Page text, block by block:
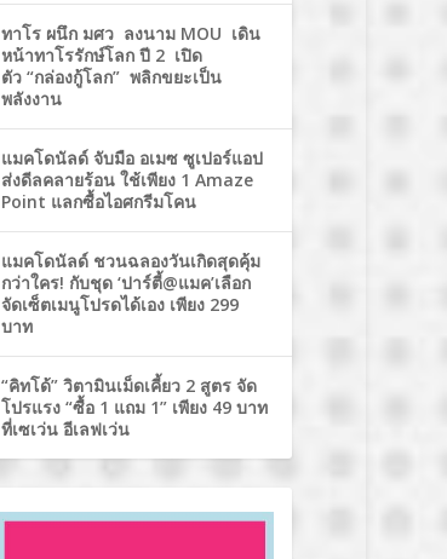
ทาโร ผนึก มศว ลงนาม MOU เดิน
หน้าทาโรรักษ์โลก ปี 2 เปิด
ตัว “กล่องกู้โลก” พลิกขยะเป็น
พลังงาน
แมคโดนัลด์ จับมือ อเมซ ซูเปอร์แอป
ส่งดีลคลายร้อน ใช้เพียง 1 Amaze
Point แลกซื้อไอศกรีมโคน
แมคโดนัลด์ ชวนฉลองวันเกิดสุดคุ้ม
กว่าใคร! กับชุด ‘ปาร์ตี้@แมค’เลือก
จัดเซ็ตเมนูโปรดได้เอง เพียง 299
บาท
“คิทโด้” วิตามินเม็ดเคี้ยว 2 สูตร จัด
โปรแรง “ซื้อ 1 แถม 1” เพียง 49 บาท
ที่เซเว่น อีเลฟเว่น